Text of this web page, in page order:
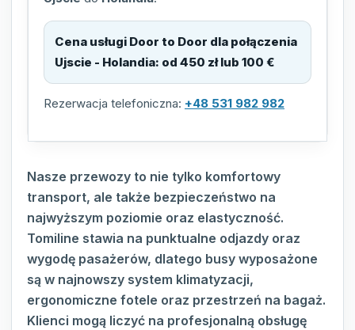
Cena usługi Door to Door dla połączenia
Ujscie - Holandia: od 450 zł lub 100 €
Rezerwacja telefoniczna: +48 531 982 982
Nasze przewozy to nie tylko komfortowy
transport, ale także bezpieczeństwo na
najwyższym poziomie oraz elastyczność.
Tomiline stawia na punktualne odjazdy oraz
wygodę pasażerów, dlatego busy wyposażone
są w najnowszy system klimatyzacji,
ergonomiczne fotele oraz przestrzeń na bagaż.
Klienci mogą liczyć na profesjonalną obsługę